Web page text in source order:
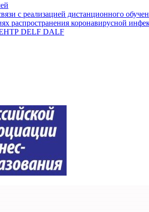
с реализацией дистанционного
распространения коронавирусной
DELF DALF